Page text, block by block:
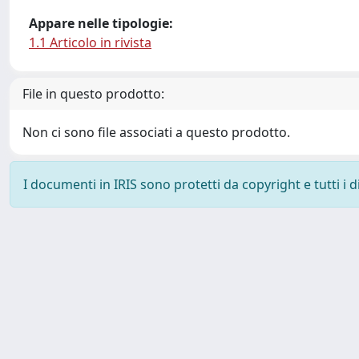
Appare nelle tipologie:
1.1 Articolo in rivista
File in questo prodotto:
Non ci sono file associati a questo prodotto.
I documenti in IRIS sono protetti da copyright e tutti i